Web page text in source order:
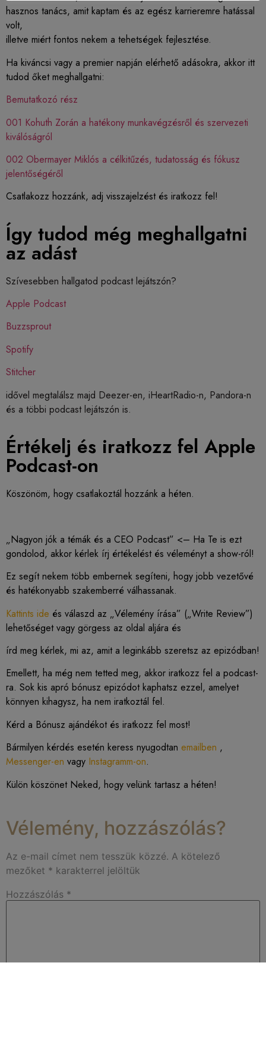
hasznos tanács, amit kaptam és az egész karrieremre hatással
volt,
illetve miért fontos nekem a tehetségek fejlesztése.
Ha kiváncsi vagy a premier napján elérhető adásokra, akkor itt
tudod őket meghallgatni:
Bemutatkozó rész
001 Kohuth Zorán a hatékony munkavégzésről és szervezeti
kiválóságról
002 Obermayer Miklós a célkitűzés, tudatosság és fókusz
jelentőségéről
Csatlakozz hozzánk, adj visszajelzést és iratkozz fel!
Így tudod még meghallgatni
az adást
Szívesebben hallgatod podcast lejátszón?
Apple Podcast
Buzzsprout
Spotify
Stitcher
idővel megtalálsz majd Deezer-en, iHeartRadio-n, Pandora-n
és a többi podcast lejátszón is.
Értékelj és iratkozz fel Apple
Podcast-on
Köszönöm, hogy csatlakoztál hozzánk a héten.
„Nagyon jók a témák és a CEO Podcast” <– Ha Te is ezt
gondolod, akkor kérlek írj értékelést és véleményt a show-ról!
Ez segít nekem több embernek segíteni, hogy jobb vezetővé
és hatékonyabb szakemberré válhassanak.
Kattints ide és válaszd az „Vélemény írása” („Write Review”)
lehetőséget vagy görgess az oldal aljára és
írd meg kérlek, mi az, amit a leginkább szeretsz az epizódban!
Emellett, ha még nem tetted meg, akkor iratkozz fel a podcast-
ra. Sok kis apró bónusz epizódot kaphatsz ezzel, amelyet
könnyen kihagysz, ha nem iratkoztál fel.
Kérd a Bónusz ajándékot és iratkozz fel most!
Bármilyen kérdés esetén keress nyugodtan emailben ,
Messenger-en vagy Instagramm-on.
Külön köszönet Neked, hogy velünk tartasz a héten!
Vélemény, hozzászólás?
Az e-mail címet nem tesszük közzé. A kötelező
mezőket * karakterrel jelöltük
Hozzászólás *